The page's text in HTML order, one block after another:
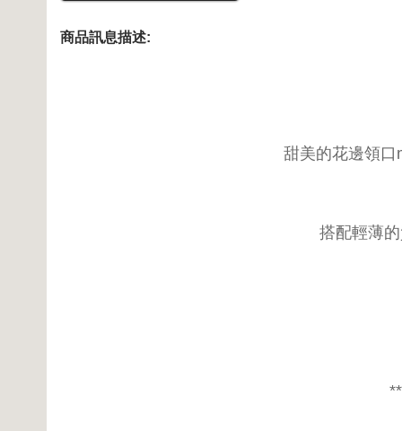
商品訊息描述:
甜美的花邊領口
搭配輕薄